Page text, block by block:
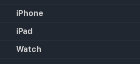
iPhone
iPhone 18 Pro Max
iPhone 18
iPad
iPad Air (2022)
Watch